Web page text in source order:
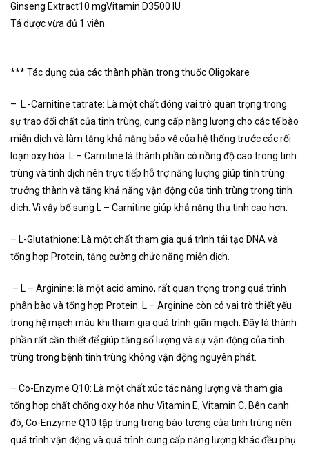
Ginseng Extract10 mgVitamin D3500 IU
Tá dược vừa đủ 1 viên
*** Tác dụng của các thành phần trong thuốc Oligokare
– L -Carnitine tatrate: Là một chất đóng vai trò quan trọng trong
sự trao đổi chất của tinh trùng, cung cấp năng lượng cho các tế bào
miễn dịch và làm tăng khả năng bảo vệ của hệ thống trước các rối
loạn oxy hóa. L – Carnitine là thành phần có nồng độ cao trong tinh
trùng và tinh dịch nên trực tiếp hỗ trợ năng lượng giúp tinh trùng
trưởng thành và tăng khả năng vận động của tinh trùng trong tinh
dịch. Vì vậy bổ sung L – Carnitine giúp khả năng thụ tinh cao hơn.
– L-Glutathione: Là một chất tham gia quá trình tái tạo DNA và
tổng hợp Protein, tăng cường chức năng miễn dịch.
– L – Arginine: là một acid amino, rất quan trọng trong quá trình
phân bào và tổng hợp Protein. L – Arginine còn có vai trò thiết yếu
trong hệ mạch máu khi tham gia quá trình giãn mạch. Đây là thành
phần rất cần thiết để giúp tăng số lượng và sự vận động của tinh
trùng trong bệnh tinh trùng không vận động nguyên phát.
– Co-Enzyme Q10: Là một chất xúc tác năng lượng và tham gia
tổng hợp chất chống oxy hóa như Vitamin E, Vitamin C. Bên cạnh
đó, Co-Enzyme Q10 tập trung trong bào tương của tinh trùng nên
quá trình vận động và quá trình cung cấp năng lượng khác đều phụ